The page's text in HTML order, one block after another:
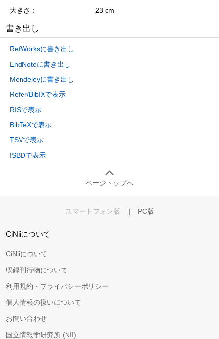
大きさ
23 cm
書き出し
RefWorksに書き出し
EndNoteに書き出し
Mendeleyに書き出し
Refer/BibIXで表示
RISで表示
BibTeXで表示
TSVで表示
ISBDで表示
ページトップへ
スマートフォン版 | PC版
CiNiiについて
CiNiiについて
収録刊行物について
利用規約・プライバシーポリシー
個人情報の扱いについて
お問い合わせ
国立情報学研究所 (NII)